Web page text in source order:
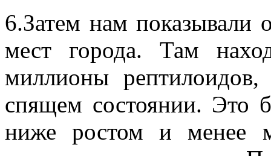
6.Затем нам показывали
мест города. Там
миллионы
спящем состоянии. Это
ниже ростом и менее